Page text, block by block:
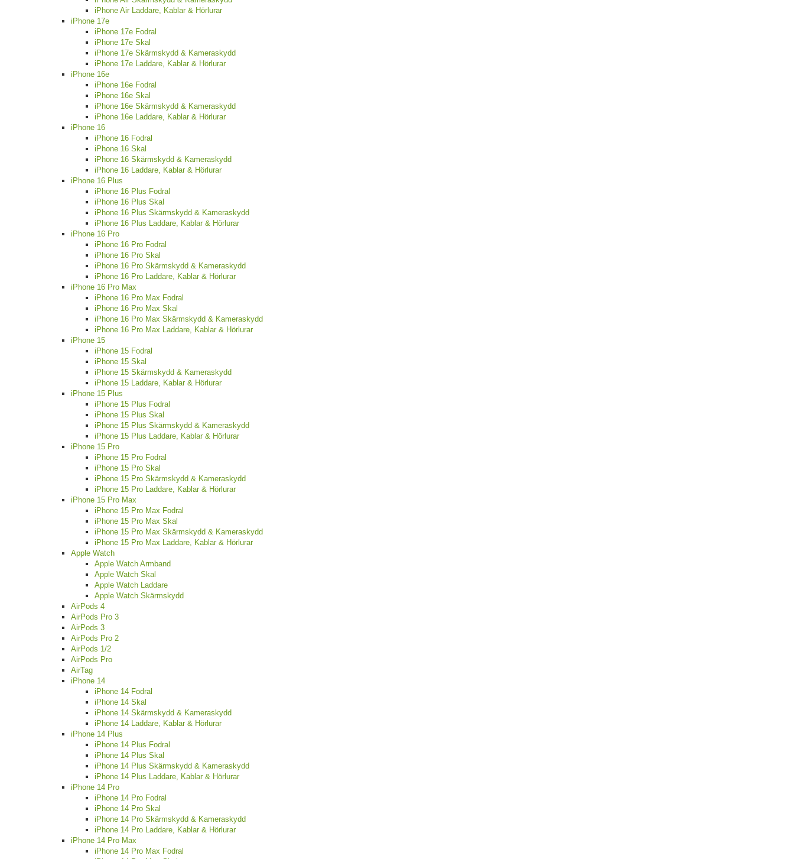
iPhone Air Laddare, Kablar & Hörlurar
iPhone 17e
iPhone 17e Fodral
iPhone 17e Skal
iPhone 17e Skärmskydd & Kameraskydd
iPhone 17e Laddare, Kablar & Hörlurar
iPhone 16e
iPhone 16e Fodral
iPhone 16e Skal
iPhone 16e Skärmskydd & Kameraskydd
iPhone 16e Laddare, Kablar & Hörlurar
iPhone 16
iPhone 16 Fodral
iPhone 16 Skal
iPhone 16 Skärmskydd & Kameraskydd
iPhone 16 Laddare, Kablar & Hörlurar
iPhone 16 Plus
iPhone 16 Plus Fodral
iPhone 16 Plus Skal
iPhone 16 Plus Skärmskydd & Kameraskydd
iPhone 16 Plus Laddare, Kablar & Hörlurar
iPhone 16 Pro
iPhone 16 Pro Fodral
iPhone 16 Pro Skal
iPhone 16 Pro Skärmskydd & Kameraskydd
iPhone 16 Pro Laddare, Kablar & Hörlurar
iPhone 16 Pro Max
iPhone 16 Pro Max Fodral
iPhone 16 Pro Max Skal
iPhone 16 Pro Max Skärmskydd & Kameraskydd
iPhone 16 Pro Max Laddare, Kablar & Hörlurar
iPhone 15
iPhone 15 Fodral
iPhone 15 Skal
iPhone 15 Skärmskydd & Kameraskydd
iPhone 15 Laddare, Kablar & Hörlurar
iPhone 15 Plus
iPhone 15 Plus Fodral
iPhone 15 Plus Skal
iPhone 15 Plus Skärmskydd & Kameraskydd
iPhone 15 Plus Laddare, Kablar & Hörlurar
iPhone 15 Pro
iPhone 15 Pro Fodral
iPhone 15 Pro Skal
iPhone 15 Pro Skärmskydd & Kameraskydd
iPhone 15 Pro Laddare, Kablar & Hörlurar
iPhone 15 Pro Max
iPhone 15 Pro Max Fodral
iPhone 15 Pro Max Skal
iPhone 15 Pro Max Skärmskydd & Kameraskydd
iPhone 15 Pro Max Laddare, Kablar & Hörlurar
Apple Watch
Apple Watch Armband
Apple Watch Skal
Apple Watch Laddare
Apple Watch Skärmskydd
AirPods 4
AirPods Pro 3
AirPods 3
AirPods Pro 2
AirPods 1/2
AirPods Pro
AirTag
iPhone 14
iPhone 14 Fodral
iPhone 14 Skal
iPhone 14 Skärmskydd & Kameraskydd
iPhone 14 Laddare, Kablar & Hörlurar
iPhone 14 Plus
iPhone 14 Plus Fodral
iPhone 14 Plus Skal
iPhone 14 Plus Skärmskydd & Kameraskydd
iPhone 14 Plus Laddare, Kablar & Hörlurar
iPhone 14 Pro
iPhone 14 Pro Fodral
iPhone 14 Pro Skal
iPhone 14 Pro Skärmskydd & Kameraskydd
iPhone 14 Pro Laddare, Kablar & Hörlurar
iPhone 14 Pro Max
iPhone 14 Pro Max Fodral